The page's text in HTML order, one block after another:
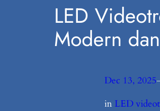
LED
Modern
Dec 13, 2025
in LED